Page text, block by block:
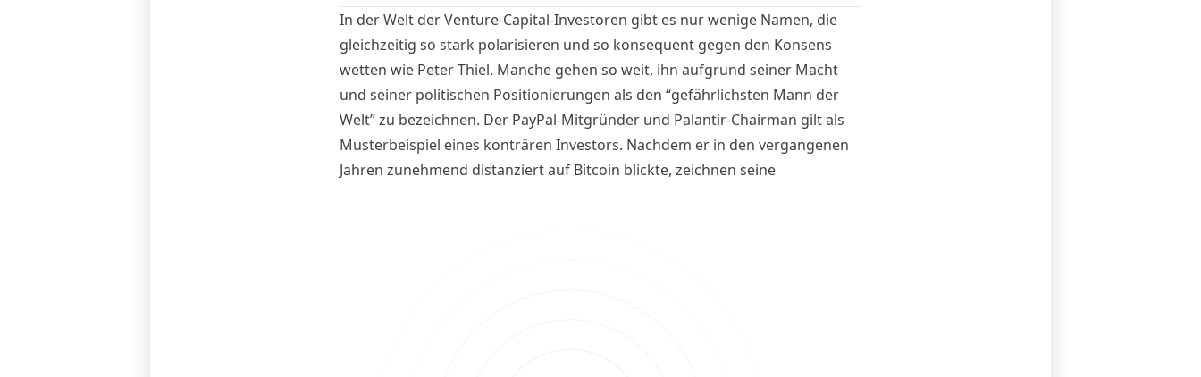
In der Welt der Venture-Capital-Investoren gibt es nur wenige Namen, die
gleichzeitig so stark polarisieren und so konsequent gegen den Konsens
wetten wie Peter Thiel. Manche gehen so weit, ihn aufgrund seiner Macht
und seiner politischen Positionierungen als den “gefährlichsten Mann der
Welt” zu bezeichnen. Der PayPal-Mitgründer und Palantir-Chairman gilt als
Musterbeispiel eines konträren Investors. Nachdem er in den vergangenen
Jahren zunehmend distanziert auf Bitcoin blickte, zeichnen seine